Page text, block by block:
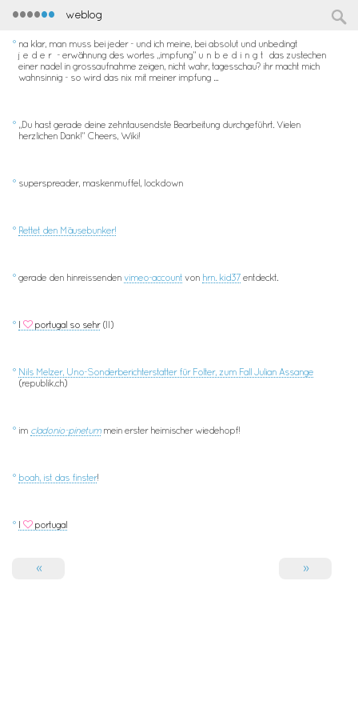
•••••• weblog
° na klar, man muss bei jeder - und ich meine, bei absolut und unbedingt
jeder - erwähnung des wortes „impfung“ unbedingt
das zustechen
einer nadel in grossaufnahme zeigen, nicht wahr, tagesschau? ihr macht mich
wahnsinnig - so wird das nix mit meiner impfung ...
° „Du hast gerade deine zehntausendste Bearbeitung durchgeführt. Vielen
herzlichen Dank!“ Cheers, Wiki!
° superspreader, maskenmuffel, lockdown
° Rettet den Mäusebunker!
° gerade den hinreissenden vimeo-account von hrn. kid37 entdeckt.
° I portugal so sehr(II)
° Nils Melzer, Uno-Sonderberichterstatter für Folter, zum Fall Julian Assange
(republik.ch)
° im cladonio-pinetummein erster heimischer wiedehopf!
° boah, ist das finster!
° I portugal
« »